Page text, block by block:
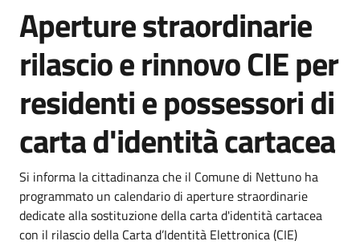
Aperture straordinarie
rilascio e rinnovo CIE per
residenti e possessori di
carta d'identità cartacea
Dettagli della notizia
Si informa la cittadinanza che il Comune di Nettuno ha
programmato un calendario di aperture straordinarie
dedicate alla sostituzione della carta d'identità cartacea
con il rilascio della Carta d’Identità Elettronica (CIE)